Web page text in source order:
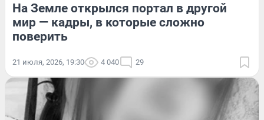
На Земле открылся портал в другой
мир — кадры, в которые сложно
поверить
21 июля, 2026, 19:30 4 040 29